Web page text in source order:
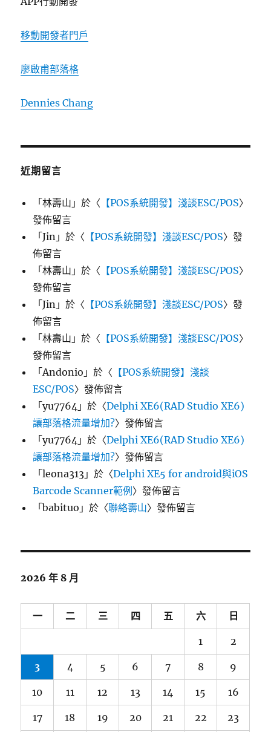
移動開發者門戶
廖啟甫部落格
Dennies Chang
近期留言
「林壽山 」於〈 【POS系統開發】淺談ESC/POS〉
發佈留言
「Jin 」於〈 【POS系統開發】淺談ESC/POS〉發
佈留言
「林壽山 」於〈 【POS系統開發】淺談ESC/POS〉
發佈留言
「Jin 」於〈 【POS系統開發】淺談ESC/POS〉發
佈留言
「林壽山 」於〈 【POS系統開發】淺談ESC/POS〉
發佈留言
「Andonio 」於〈 【POS系統開發】淺談
ESC/POS〉發佈留言
「yu7764 」於〈Delphi XE6(RAD Studio XE6)
讓部落格流量增加?〉發佈留言
「yu7764 」於〈Delphi XE6(RAD Studio XE6)
讓部落格流量增加?〉發佈留言
「leona313 」於〈Delphi XE5 for android與iOS
Barcode Scanner範例 〉發佈留言
「babituo 」於〈聯絡壽山〉發佈留言
2026 年 8 月
一 二 三 四 五 六 日
1 2
3 4 5 6 7 8 9
10 11 12 13 14 15 16
17 18 19 20 21 22 23